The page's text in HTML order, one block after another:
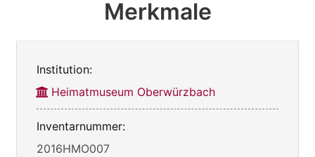
Merkmale
Institution:
Heimatmuseum Oberwürzbach
Inventarnummer:
2016HMO007